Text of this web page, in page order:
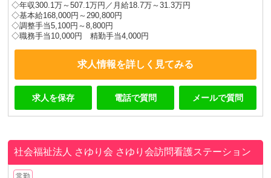
◇年収300.1万～507.1万円／月給18.7万～31.3万円
◇基本給168,000円～290,800円
◇調整手当5,100円～8,800円
◇職務手当10,000円 精勤手当4,000円
求人情報を詳しく見てみる
求人を保存 電話で質問 メールで質問
社会福祉法人 さゆり会 さゆり会訪問看護ステーション